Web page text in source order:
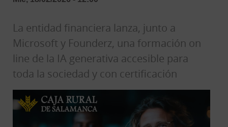
La entidad financiera lanza, junto a
Microsoft y Founderz, una formación on
line de la IA generativa accesible para
toda la sociedad y con certificación